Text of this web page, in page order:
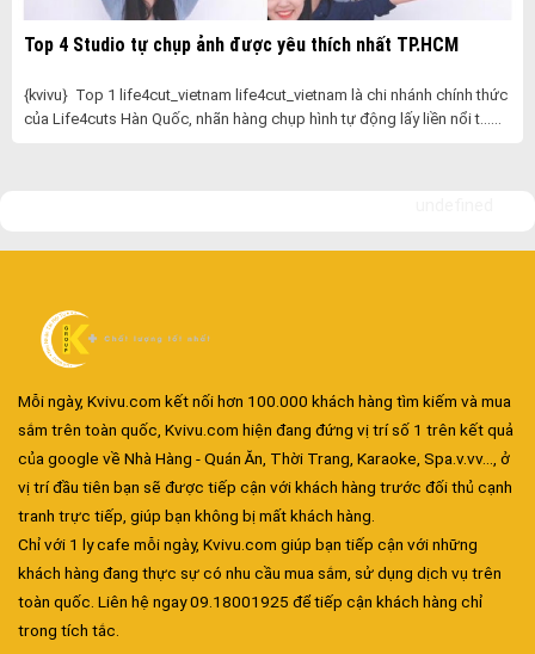
Top 4 Studio tự chụp ảnh được yêu thích nhất TP.HCM
{kvivu} Top 1 life4cut_vietnam life4cut_vietnam là chi nhánh chính thức
của Life4cuts Hàn Quốc, nhãn hàng chụp hình tự động lấy liền nổi t......
Mỗi ngày, Kvivu.com kết nối hơn 100.000 khách hàng tìm kiếm và mua
sắm trên toàn quốc, Kvivu.com hiện đang đứng vị trí số 1 trên kết quả
của google về Nhà Hàng - Quán Ăn, Thời Trang, Karaoke, Spa.v.vv..., ở
vị trí đầu tiên bạn sẽ được tiếp cận với khách hàng trước đối thủ cạnh
tranh trực tiếp, giúp bạn không bị mất khách hàng.
Chỉ với 1 ly cafe mỗi ngày, Kvivu.com giúp bạn tiếp cận với những
khách hàng đang thực sự có nhu cầu mua sắm, sử dụng dịch vụ trên
toàn quốc. Liên hệ ngay 09.18001925 để tiếp cận khách hàng chỉ
trong tích tắc.
Đa dạng màu sắc cửa nhôm – Tối ưu màu sắc Kiến Trúc
Cửa nhôm chống gió mưa – Hiên ngang giữa thời tiết khắc
nghiệt
Cửa nhôm kín nước kín khí – Bình yên với những tác nhân bên